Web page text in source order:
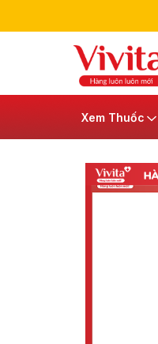
Xem Thuốc